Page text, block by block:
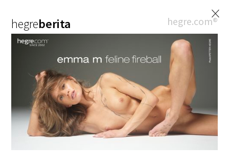
×
hegreberita hegre.com®